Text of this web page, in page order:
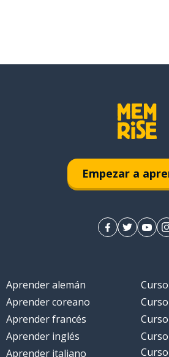
Empezar a
Aprender alemán
Aprender coreano
Aprender francés
Aprender inglés
Aprender italiano